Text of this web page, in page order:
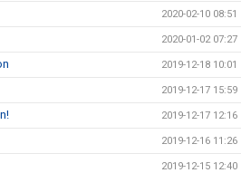
2020-02-10 08:51
2020-01-02 07:27
2019-12-18 10:01
2019-12-17 15:59
2019-12-17 12:16
2019-12-16 11:26
2019-12-15 12:40